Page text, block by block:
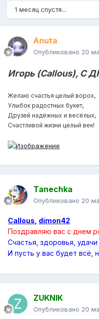
1 месяц спустя...
Anuta
Опубликовано 20
Игорь (Callous), С
Желаю счастья целый ворох,
Улыбок радостных букет,
Друзей надёжных и весёлых,
Счастливой жизни целый век!
Tanechka
Опубликовано 20
Callous dimon42
Поздравляю вас с днем
Счастья, здоровья, удачи
И пусть у вас будет всё,
ZUKNIK
Опубликовано 20